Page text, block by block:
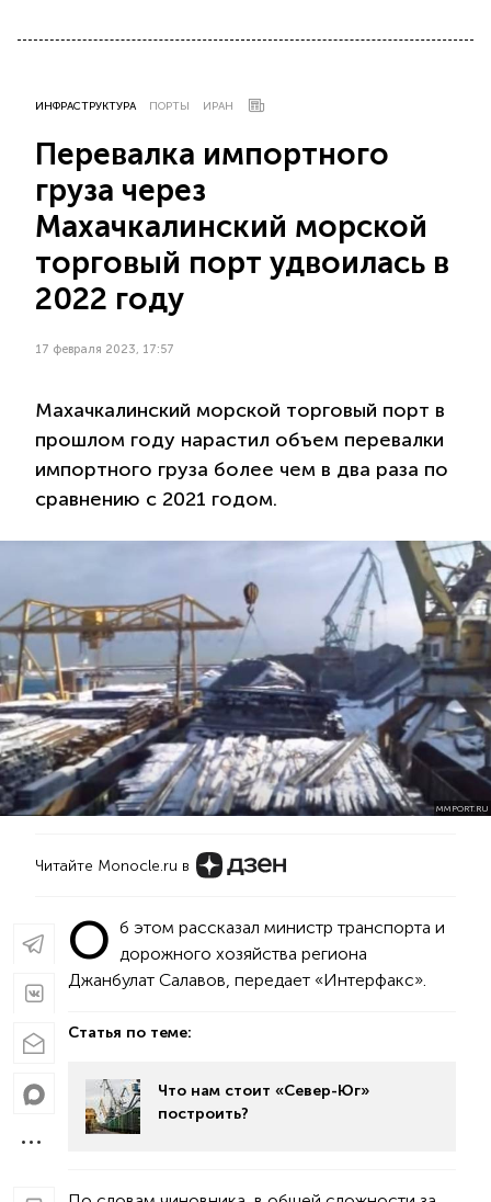
ИНФРАСТРУКТУРА ПОРТЫ ИРАН
Перевалка импортного
груза через
Махачкалинский морской
торговый порт удвоилась в
2022 году
17 февраля 2023, 17:57
Махачкалинский морской торговый порт в
прошлом году нарастил объем перевалки
импортного груза более чем в два раза по
сравнению с 2021 годом.
MMPORT.RU
Читайте Monocle.ru в
О б этом рассказал министр транспорта и
дорожного хозяйства региона
Джанбулат Салавов, передает «Интерфакс».
Статья по теме:
Что нам стоит «Север-Юг»
построить?